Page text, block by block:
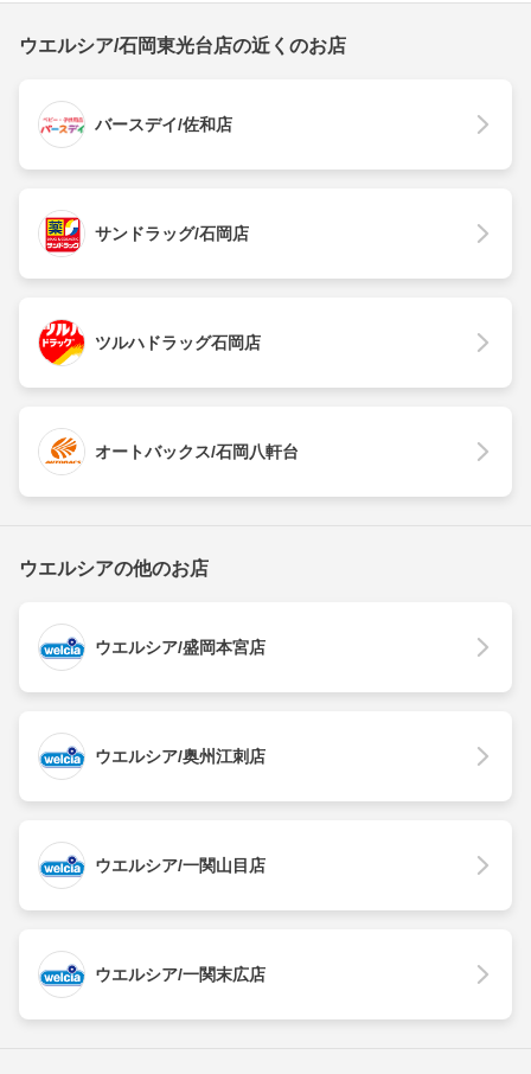
ウエルシア/石岡東光台店の近くのお店
バースデイ/佐和店
サンドラッグ/石岡店
ツルハドラッグ石岡店
オートバックス/石岡八軒台
ウエルシアの他のお店
ウエルシア/盛岡本宮店
ウエルシア/奥州江刺店
ウエルシア/一関山目店
ウエルシア/一関末広店